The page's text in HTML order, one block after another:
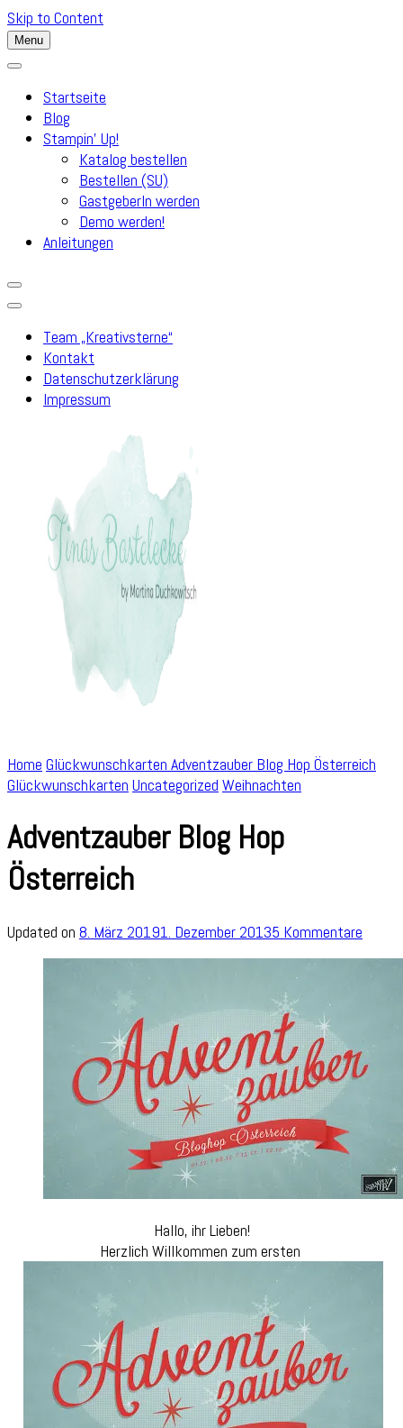
Skip to Content
Menu
Startseite
Blog
Stampin’ Up!
Katalog bestellen
Bestellen (SU)
GastgeberIn werden
Demo werden!
Anleitungen
Team „Kreativsterne“
Kontakt
Datenschutzerklärung
Impressum
Home Glückwunschkarten Adventzauber Blog Hop Österreich
Glückwunschkarten Uncategorized Weihnachten
Adventzauber Blog Hop
Österreich
Updated on 8. März 20191. Dezember 20135 Kommentare
Hallo, ihr Lieben!
Herzlich Willkommen zum ersten